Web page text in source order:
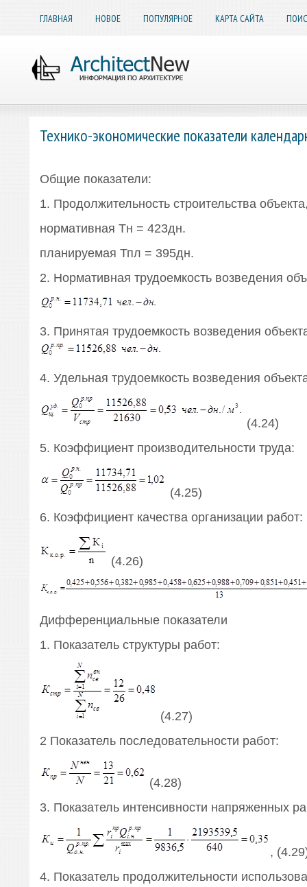
ГЛАВНАЯ НОВОЕ ПОПУЛЯРНОЕ КАРТА САЙТА
Технико-экономические показатели
Общие показатели:
1. Продолжительность строительства
нормативная Тн = 423дн.
планируемая Тпл = 395дн.
2. Нормативная трудоемкость возведения
3. Принятая трудоемкость возведения
4. Удельная трудоемкость возведения
(4.24)
5. Коэффициент производительности труда:
(4.25)
6. Коэффициент качества организации работ:
(4.26)
Дифференциальные показатели
1. Показатель структуры работ:
(4.27)
2 Показатель последовательности работ:
(4.28)
3. Показатель интенсивности напряженных
,
4. Показатель продолжительности